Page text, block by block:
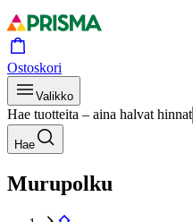
Ostoskori
Valikko
Hae tuotteita – aina halvat hinnat
Hae
Murupolku